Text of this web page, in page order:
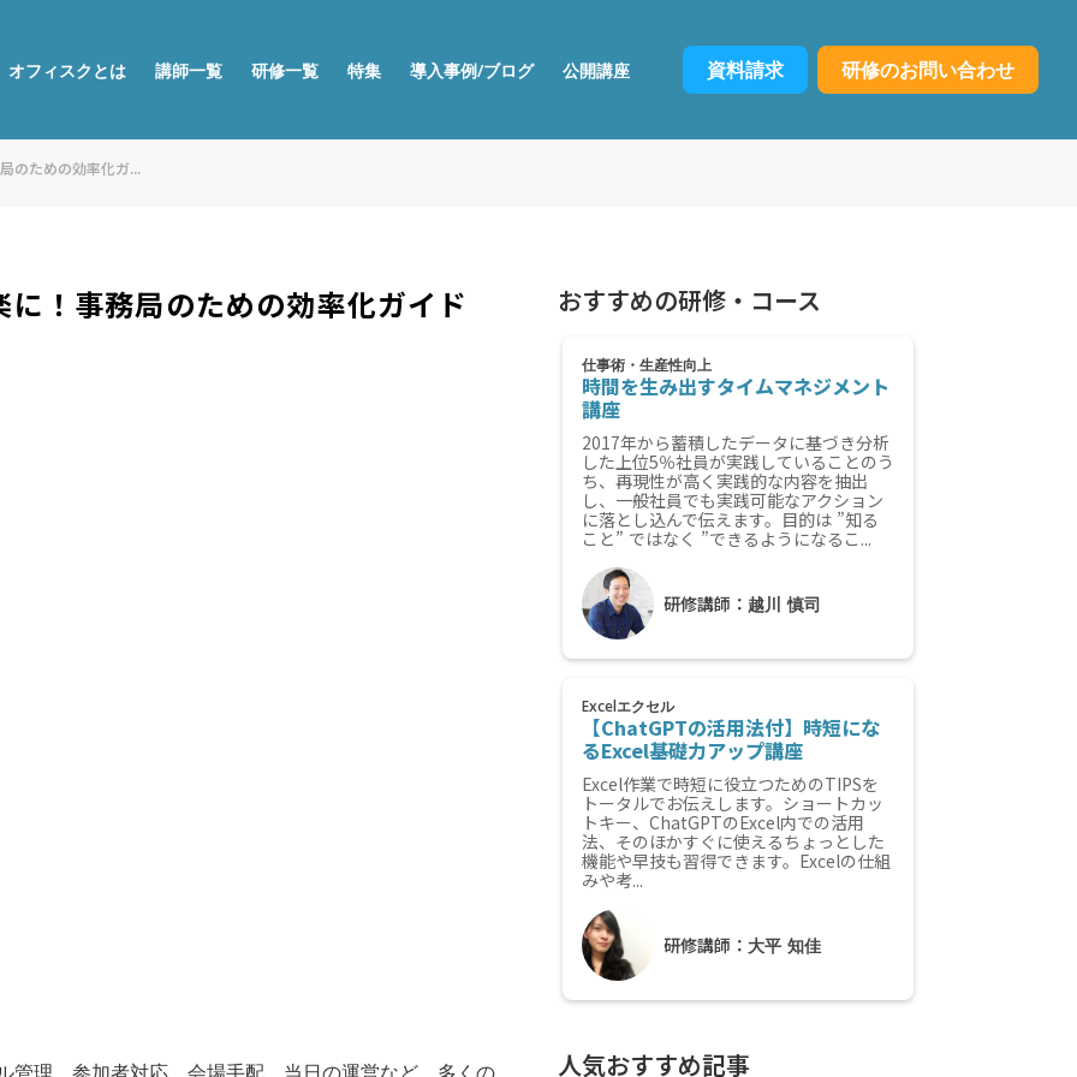
オフィスクとは 講師一覧 研修一覧 特集 導入事例/ブログ 公開講座 資料請求 研修のお問い合わせ
のための効率化ガ...
！事務局のための効率化ガイド おすすめの研修・コース
仕事術・生産性向上
時間を生み出すタイムマネジメント
講座
2017年から蓄積したデータに基づき分析
した上位5％社員が実践していることのう
ち、再現性が高く実践的な内容を抽出
し、一般社員でも実践可能なアクション
に落とし込んで伝えます。目的は ”知る
こと” ではなく ”できるようになるこ...
研修講師： 越川 慎司
Excelエクセル
【ChatGPTの活用法付】時短にな
るExcel基礎力アップ講座
Excel作業で時短に役立つためのTIPSを
トータルでお伝えします。ショートカッ
トキー、ChatGPTのExcel内での活用
法、そのほかすぐに使えるちょっとした
機能や早技も習得できます。Excelの仕組
みや考...
研修講師： 大平 知佳
人気おすすめ記事